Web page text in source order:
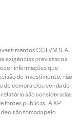
CCTVM S.A.
exigências previstas na
informações que
de investimento, não
compra e/ou venda de
são consideradas
fontes públicas. A XP
tomada pelo